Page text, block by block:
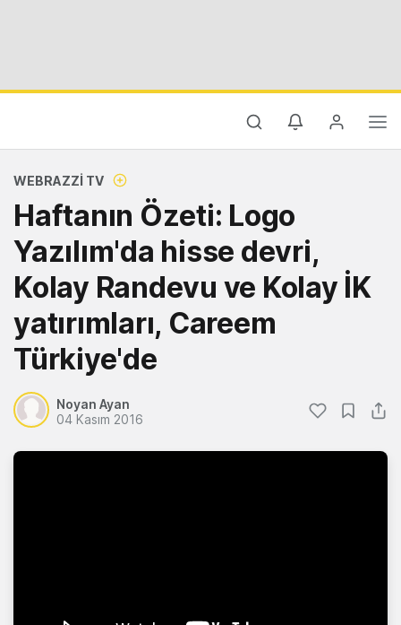
WEBRAZZI TV
Haftanın Özeti: Logo
Yazılım'da hisse devri,
Kolay Randevu ve Kolay İK
yatırımları, Careem
Türkiye'de
Noyan Ayan
04 Kasım 2016